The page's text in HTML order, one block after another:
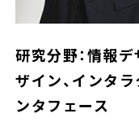
研究分野：情報
ザイン、インタ
ンタフェース